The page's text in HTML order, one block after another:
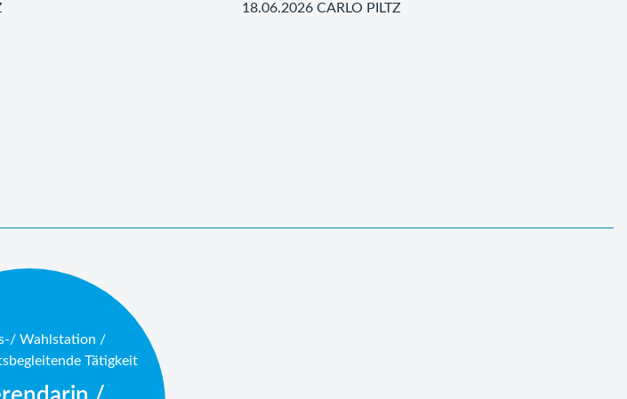
18.06.2026 CARLO PILTZ
Wahlstation /
Tätigkeit